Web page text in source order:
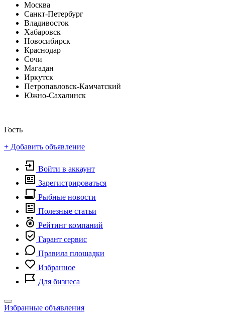
Москва
Санкт-Петербург
Владивосток
Хабаровск
Новосибирск
Краснодар
Сочи
Магадан
Иркутск
Петропавловск-Камчатский
Южно-Сахалинск
Гость
+ Добавить объявление
Войти в аккаунт
Зарегистрироваться
Рыбные новости
Полезные статьи
Рейтинг компаний
Гарант сервис
Правила площадки
Избранное
Для бизнеса
Toggle
navigation
Избранные объявления